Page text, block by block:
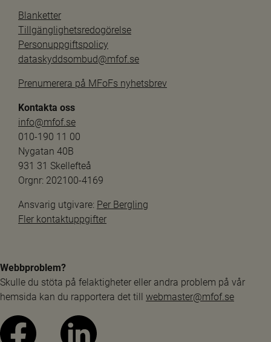
Blanketter
Tillgänglighetsredogörelse
Personuppgiftspolicy
dataskyddsombud@mfof.se
Prenumerera på MFoFs nyhetsbrev
Kontakta oss
info@mfof.se
010-190 11 00
Nygatan 40B
931 31 Skellefteå
Orgnr: 202100-4169
Ansvarig utgivare: Per Bergling
Fler kontaktuppgifter
Webbproblem?
Skulle du stöta på felaktigheter eller andra problem på vår
hemsida kan du rapportera det till webmaster@mfof.se